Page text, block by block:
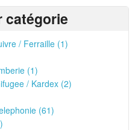
catégorie
/ Ferraille (1)
(1)
/ Kardex (2)
(61)